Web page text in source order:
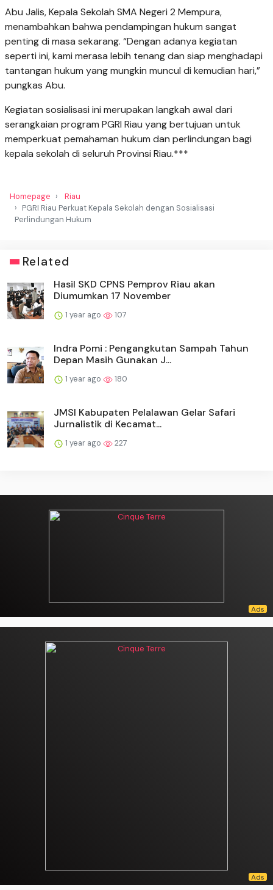
Abu Jalis, Kepala Sekolah SMA Negeri 2 Mempura,
menambahkan bahwa pendampingan hukum sangat
penting di masa sekarang. “Dengan adanya kegiatan
seperti ini, kami merasa lebih tenang dan siap menghadapi
tantangan hukum yang mungkin muncul di kemudian hari,”
pungkas Abu.
Kegiatan sosialisasi ini merupakan langkah awal dari
serangkaian program PGRI Riau yang bertujuan untuk
memperkuat pemahaman hukum dan perlindungan bagi
kepala sekolah di seluruh Provinsi Riau.***
Homepage
Riau
PGRI Riau Perkuat Kepala Sekolah dengan Sosialisasi
Perlindungan Hukum
Related
Hasil SKD CPNS Pemprov Riau akan
Diumumkan 17 November
1 year ago 107
Indra Pomi : Pengangkutan Sampah Tahun
Depan Masih Gunakan J...
1 year ago 180
JMSI Kabupaten Pelalawan Gelar Safari
Jurnalistik di Kecamat...
1 year ago 227